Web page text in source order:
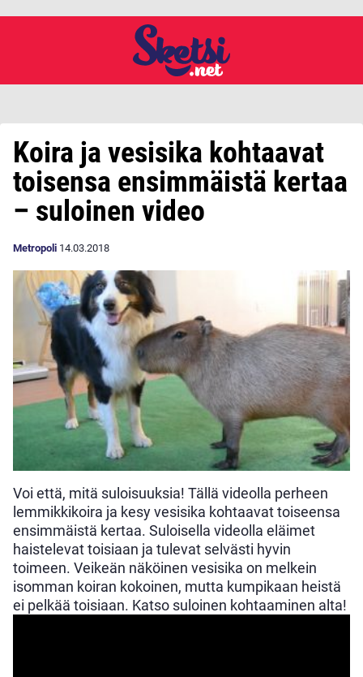
Koira ja vesisika kohtaavat
toisensa ensimmäistä kertaa
– suloinen video
Metropoli 14.03.2018
Voi että, mitä suloisuuksia! Tällä videolla perheen
lemmikkikoira ja kesy vesisika kohtaavat toiseensa
ensimmäistä kertaa. Suloisella videolla eläimet
haistelevat toisiaan ja tulevat selvästi hyvin
toimeen. Veikeän näköinen vesisika on melkein
isomman koiran kokoinen, mutta kumpikaan heistä
ei pelkää toisiaan. Katso suloinen kohtaaminen alta!